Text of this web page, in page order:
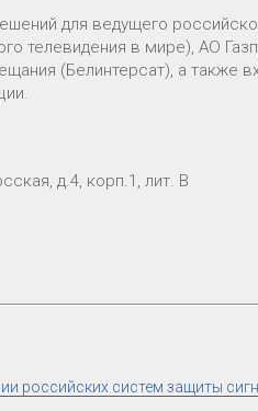
для ведущего
телевидения в мире), АО
(Белинтерсат), а также
д.4, корп.1, лит. В
российских систем защиты